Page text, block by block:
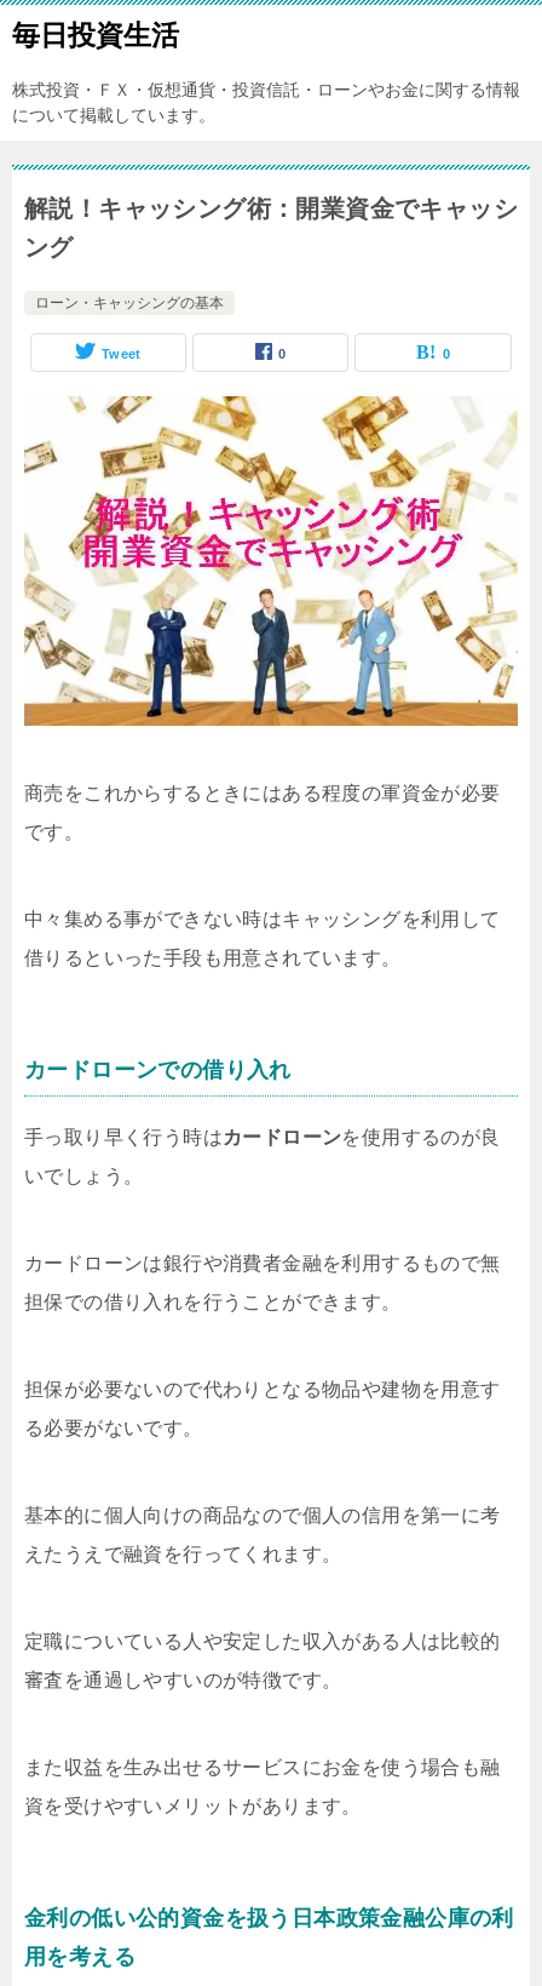
毎日投資生活
株式投資・ＦＸ・仮想通貨・投資信託・ローンやお金に関する情報
について掲載しています。
解説！キャッシング術：開業資金でキャッシ
ング
ローン・キャッシングの基本
Tweet 0 0
商売をこれからするときにはある程度の軍資金が必要
です。
中々集める事ができない時はキャッシングを利用して
借りるといった手段も用意されています。
カードローンでの借り入れ
手っ取り早く行う時はカードローンを使用するのが良
いでしょう。
カードローンは銀行や消費者金融を利用するもので無
担保での借り入れを行うことができます。
担保が必要ないので代わりとなる物品や建物を用意す
る必要がないです。
基本的に個人向けの商品なので個人の信用を第一に考
えたうえで融資を行ってくれます。
定職についている人や安定した収入がある人は比較的
審査を通過しやすいのが特徴です。
また収益を生み出せるサービスにお金を使う場合も融
資を受けやすいメリットがあります。
金利の低い公的資金を扱う日本政策金融公庫の利
用を考える